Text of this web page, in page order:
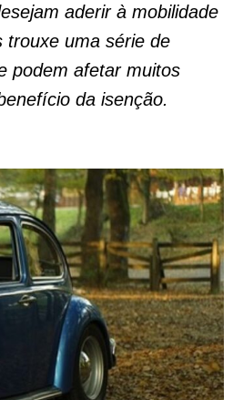
aderir à mobilidade
trouxe uma série de
podem afetar muitos
da isenção.